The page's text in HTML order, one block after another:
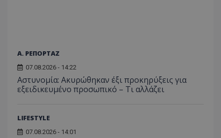
Α. ΡΕΠΟΡΤΑΖ
07.08.2026 - 14:22
Αστυνομία: Ακυρώθηκαν έξι προκηρύξεις για
εξειδικευμένο προσωπικό – Τι αλλάζει
LIFESTYLE
07.08.2026 - 14:01